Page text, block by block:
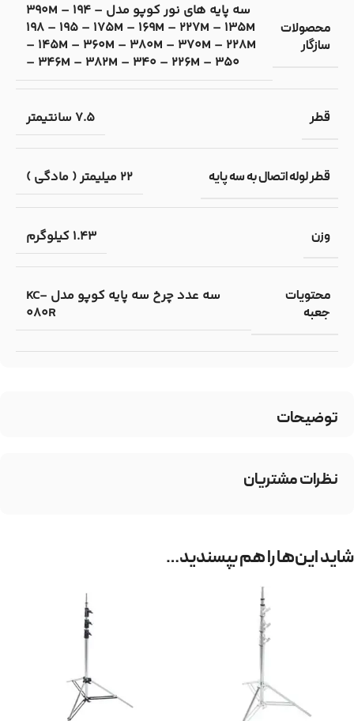
توضیحات
محصولات
سازگار
سه پایه های نور کوپو مدل 390M – 194 –
198 – 195 – 175M – 169M – 227M – 135M
– 145M – 360M – 380M – 370M – 228M
– 346M – 382M – 340 – 226M – 350
قطر 7.5 سانتیمتر
قطر لوله اتصال به سه پایه 22 میلیمتر ( مادگی )
وزن 1.43 کیلوگرم
محتویات
جعبه
سه عدد چرخ سه پایه کوپو مدل KC-
080R
نظرات مشتریان
شاید این‌ها را هم بپسندید…